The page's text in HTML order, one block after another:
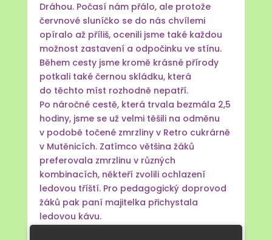
Dráhou. Počasí nám přálo, ale protože
červnové sluníčko se do nás chvílemi
opíralo až příliš, ocenili jsme také každou
možnost zastavení a odpočinku ve stínu.
Během cesty jsme kromě krásné přírody
potkali také černou skládku, která
do těchto míst rozhodně nepatří.
Po náročné cestě, která trvala bezmála 2,5
hodiny, jsme se už velmi těšili na odměnu
v podobě točené zmrzliny v Retro cukrárně
v Mutěnicích. Zatímco většina žáků
preferovala zmrzlinu v různých
kombinacích, někteří zvolili ochlazení
ledovou tříští. Pro pedagogický doprovod
žáků pak paní majitelka přichystala
ledovou kávu.